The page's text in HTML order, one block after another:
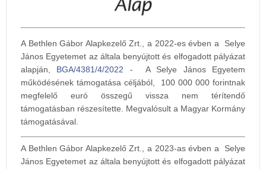
A Bethlen Gábor Alapkezelő Zrt., a 2022-es évben a Selye
János Egyetemet az általa benyújtott és elfogadott pályázat
alapján, BGA/4381/4/2022 -
A Selye János Egyetem
működésének támogatása céljából, 100 000 000 forintnak
megfelelő euró összegű vissza nem térítendő
támogatásban részesítette. Megvalósult a Magyar Kormány
támogatásával.
A Bethlen Gábor Alapkezelő Zrt., a 2023-as évben a Selye
János Egyetemet az általa benyújtott és elfogadott pályázat